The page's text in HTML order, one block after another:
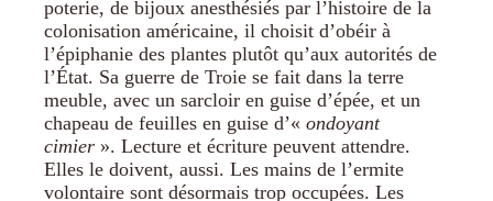
poterie, de bijoux anesthésiés par l’histoire de la
colonisation américaine, il choisit d’obéir à
l’épiphanie des plantes plutôt qu’aux autorités de
l’État. Sa guerre de Troie se fait dans la terre
meuble, avec un sarcloir en guise d’épée, et un
chapeau de feuilles en guise d’« ondoyant
cimier ». Lecture et écriture peuvent attendre.
Elles le doivent, aussi. Les mains de l’ermite
volontaire sont désormais trop occupées. Les